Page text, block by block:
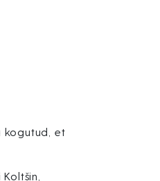
kogutud, et